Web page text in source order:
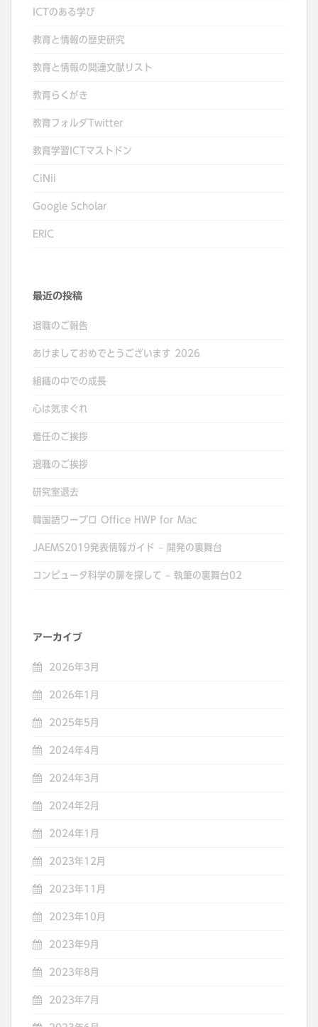
ICTのある学び
教育と情報の歴史研究
教育と情報の関連文献リスト
教育らくがき
教育フォルダTwitter
教育学習ICTマストドン
CiNii
Google Scholar
ERIC
最近の投稿
退職のご報告
あけましておめでとうございます 2026
組織の中での成長
心は気まぐれ
着任のご挨拶
退職のご挨拶
研究室退去
韓国語ワープロ Office HWP for Mac
JAEMS2019発表情報ガイド – 開発の裏舞台
コンピュータ科学の扉を探して – 執筆の裏舞台02
アーカイブ
2026年3月
2026年1月
2025年5月
2024年4月
2024年3月
2024年2月
2024年1月
2023年12月
2023年11月
2023年10月
2023年9月
2023年8月
2023年7月